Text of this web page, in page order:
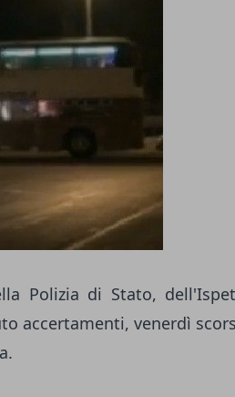
Polizia di Stato,
accertamenti, venerdì